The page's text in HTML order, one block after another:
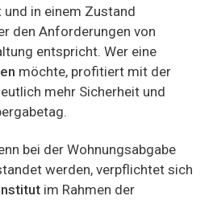
in einem Zustand
den Anforderungen von
entspricht. Wer eine
möchte, profitiert mit der
mehr Sicherheit und
bei der Wohnungsabgabe
werden, verpflichtet sich
im Rahmen der